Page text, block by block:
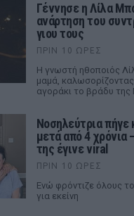
Γέννησε η Λίλα
ανάρτηση του
γιου τους
ΠΡΙΝ 10 ΏΡΕΣ
Η γνωστή ηθοποιός
μαμά,
αγοράκι το βράδυ
Νοσηλεύτρια
μετά από 4
της έγινε viral
ΠΡΙΝ 10 ΏΡΕΣ
Ενώ φρόντιζε όλους
για εκείνη